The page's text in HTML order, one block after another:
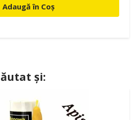
Adaugă în Coș
și: